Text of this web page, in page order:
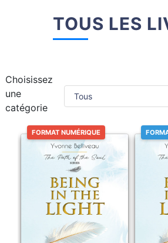
TOUS LES
Choisissez
une
catégorie
FORMAT NUMÉRIQUE